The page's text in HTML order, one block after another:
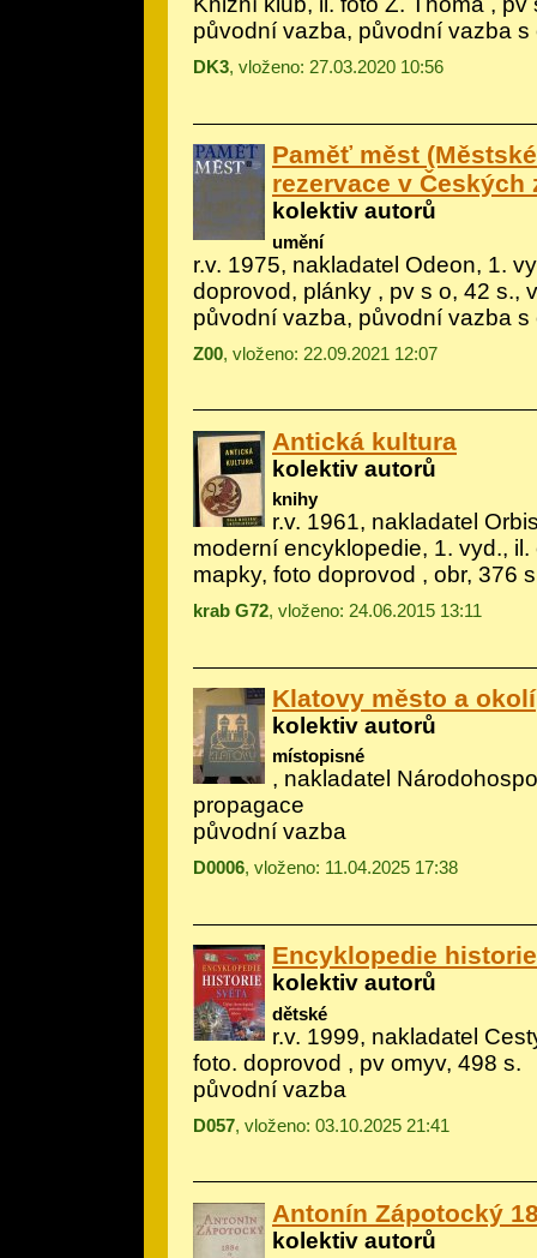
původní vazba, původní vazba s
DK3, vloženo: 27.03.2020 10:56
Paměť měst
rezervace v Českých
kolektiv autorů
umění
r.v. 1975, nakladatel Odeon, 1.
doprovod, plánky , pv s o, 42 s.,
původní vazba, původní vazba s
Z00, vloženo: 22.09.2021 12:07
Antická kultura
kolektiv autorů
knihy
r.v. 1961, nakladatel
moderní encyklopedie, 1. vyd., il.
mapky, foto doprovod , obr, 376
krab G72, vloženo: 24.06.2015 13:11
Klatovy město a okolí
kolektiv autorů
místopisné
, nakladatel
propagace
původní vazba
D0006, vloženo: 11.04.2025 17:38
Encyklopedie
kolektiv autorů
dětské
r.v. 1999, nakladatel
foto. doprovod , pv omyv, 498 s.
původní vazba
D057, vloženo: 03.10.2025 21:41
Antonín Zápotocký
kolektiv autorů